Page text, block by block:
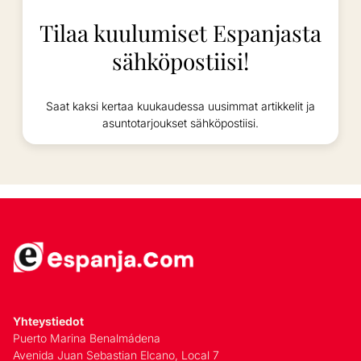
Tilaa kuulumiset Espanjasta
sähköpostiisi!
Saat kaksi kertaa kuukaudessa uusimmat artikkelit ja
asuntotarjoukset sähköpostiisi.
Yhteystiedot
Puerto Marina Benalmádena
Avenida Juan Sebastian Elcano, Local 7